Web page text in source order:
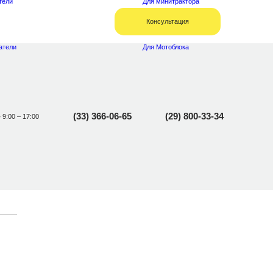
Для Мотоблока
Консультация
9:00 – 17:00 (33) 366-06-65 (29) 800-33-34